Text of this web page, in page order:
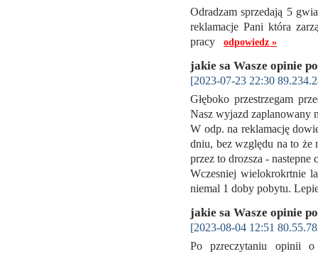
Odradzam sprzedają 5
reklamacje Pani która
pracy odpowiedz »
jakie sa Wasze opinie
[2023-07-23 22:30
Głęboko przestrzegam
Nasz wyjazd zaplanowany
W odp. na reklamację
dniu, bez względu na to że
przez to drozsza - nastepne
Wczesniej wielokrokrtnie
niemal 1 doby pobytu.
jakie sa Wasze opinie
[2023-08-04 12:51
Po pzreczytaniu opinii o